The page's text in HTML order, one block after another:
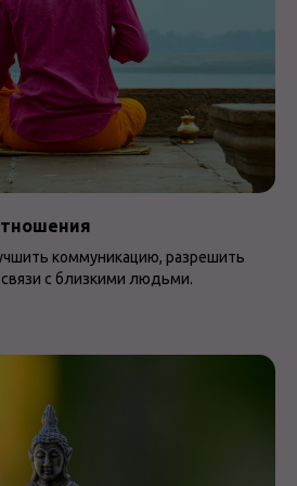
коммуникацию, разрешить
с близкими людьми.